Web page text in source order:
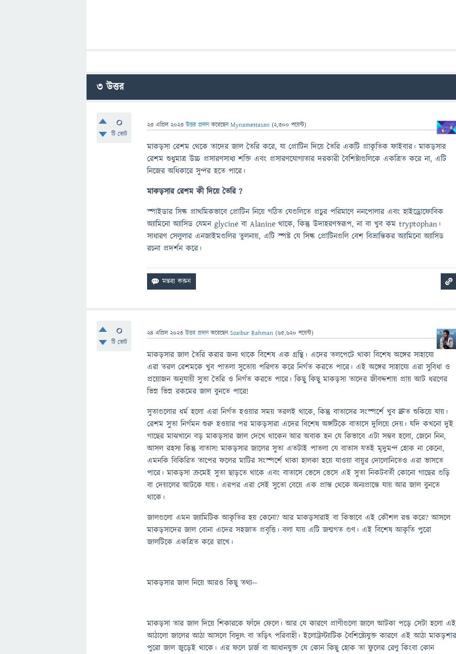
3উত্তর
0
টি ভোট
23 এপ্রিল 2023 উত্তর প্রদান করেছেনMynameHasan (2,300 পয়েন্ট)
মাকড়সা রেশম থেকে তাদের জাল তৈরি করে, যা প্রোটিন দিয়ে তৈরি একটি প্রাকৃতিক ফাইবার। মাকড়সার
রেশম শুধুমাত্র উচ্চ প্রসারণসাধ্য শক্তি এবং প্রসারণযোগ্যতার দরকারী বৈশিষ্ট্যগুলিকে একত্রিত করে না, এটি
নিজের অধিকারে সুন্দর হতে পারে।
মাকড়সার রেশম কী দিয়ে তৈরি ?
স্পাইডার সিল্ক প্রাথমিকভাবে প্রোটিন নিয়ে গঠিত যেগুলিতে প্রচুর পরিমাণে ননপোলার এবং হাইড্রোফোবিক
অ্যামিনো অ্যাসিড যেমন glycine বা Alanine থাকে, কিন্তু উদাহরণস্বরূপ, না বা খুব কম tryptophan।
সাধারণ সেলুলার এনজাইমগুলির তুলনায়, এটি স্পষ্ট যে সিল্ক প্রোটিনগুলি বেশ বিভ্রান্তিকর অ্যামিনো অ্যাসিড
রচনা প্রদর্শন করে।
0
টি ভোট
24 এপ্রিল 2023 উত্তর প্রদান করেছেনSoaibur Rahman (65,620 পয়েন্ট)
মাকড়সার জাল তৈরি করার জন্য থাকে বিশেষ এক গ্রন্থি। এদের তলপেটে থাকা বিশেষ অঙ্গের সাহায্যে
এরা তরল রেশমকে খুব পাতলা সুতোয় পরিণত করে নির্গত করতে পারে। এই অঙ্গের সাহায্যে এরা সুবিধা ও
প্রয়োজন অনুযায়ী সুতা তৈরি ও নির্গত করতে পারে। কিছু কিছু মাকড়সা তাদের জীবদ্দশায় প্রায় আট ধরণের
ভিন্ন ভিন্ন রকমের জাল বুনতে পারে!
সুতাগুলোর ধর্ম হলো এরা নির্গত হওয়ার সময় তরলই থাকে, কিন্তু বাতাসের সংস্পর্শে খুব দ্রুত শুকিয়ে যায়।
রেশম সুতা নির্গমন শুরু হওয়ার পর মাকড়সারা এদের বিশেষ অঙ্গটিকে বাতাসে দুলিয়ে দেয়। যদি কখনো দুই
গাছের মাঝখানে বড় মাকড়সার জাল দেখে থাকেন আর অবাক হন যে কিভাবে এটা সম্ভব হলো, জেনে নিন,
আসল রহস্য কিন্তু বাতাস! মাকড়সার জালের সুতা এতটাই পাতলা যে বাতাস যতই মৃদুমন্দ হোক না কেনো,
এমনকি বিকিরিত তাপের ফলের মাটির সংস্পর্শে থাকা হালকা হয়ে যাওয়া বায়ুর দোলোনিতেও এরা ভাসতে
পারে। মাকড়সা ক্রমেই সুতা ছাড়তে থাকে এবং বাতাসে ভেসে ভেসে এই সুতা নিকটবর্তী কোনো গাছের গুড়ি
বা দেয়ালের আটকে যায়। এরপর এরা সেই সুতো বেয়ে এক প্রান্ত থেকে অন্যপ্রান্তে যায় আর জাল বুনতে
থাকে।
জালগুলো এমন জ্যামিটিক আকৃতির হয় কেনো? আর মাকড়সারাই বা কিভাবে এই কৌশল রপ্ত করে? আসলে
মাকড়সাদের জাল বোনা এদের সহজাত প্রবৃত্তি। বলা যায় এটি জন্মগত গুণ। এই বিশেষ আকৃতি পুরো
জালটিকে একত্রিত করে রাখে।
মাকড়সার জাল নিয়ে আরও কিছু তথ্য--
মাকড়সা তার জাল দিয়ে শিকারকে ফাঁদে ফেলে। আর যে কারণে প্রাণীগুলো জালে আটকা পড়ে সেটা হলো এই
আঠালো জালের আঠা আসলে বিদ্যুৎ বা তড়িৎ পরিবাহী। ইলোট্রস্ট্যাটিক বৈশিষ্ট্যেযুক্ত কারণে এই আঠা
পুরো জাল জুড়েই থাকে। এর ফলে চার্জ বা আধানযুক্ত যে কোন কিছু হোক তা ফুলের রেণু কিংবা কোন